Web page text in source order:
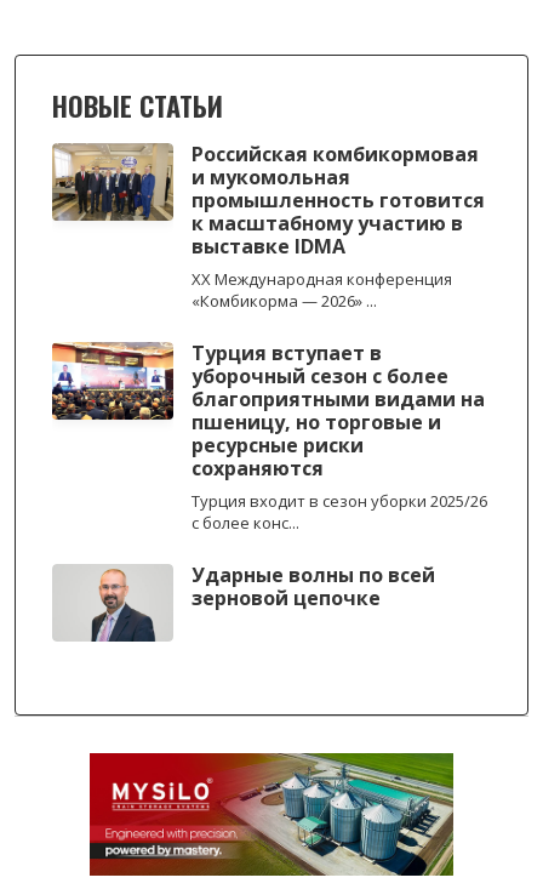
НОВЫЕ СТАТЬИ
Российская комбикормовая
и мукомольная
промышленность готовится
к масштабному участию в
выставке IDMA
XX Международная конференция
«Комбикорма — 2026» ...
Турция вступает в
уборочный сезон с более
благоприятными видами на
пшеницу, но торговые и
ресурсные риски
сохраняются
Турция входит в сезон уборки 2025/26
с более конс...
Ударные волны по всей
зерновой цепочке